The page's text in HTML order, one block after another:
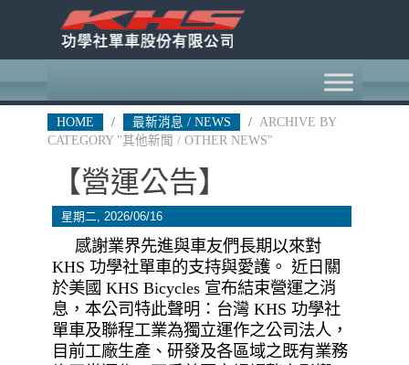
HOME / 最新消息 / NEWS / ARCHIVE BY
CATEGORY "其他新聞 / OTHER NEWS"
【營運公告】
星期二, 2026/06/16
感謝業界先進與車友們長期以來對
KHS 功學社單車的支持與愛護。 近日關
於美國 KHS Bicycles 宣布結束營運之消
息，本公司特此聲明：台灣 KHS 功學社
單車及聯程工業為獨立運作之公司法人，
目前工廠生產、研發及各區域之既有業務